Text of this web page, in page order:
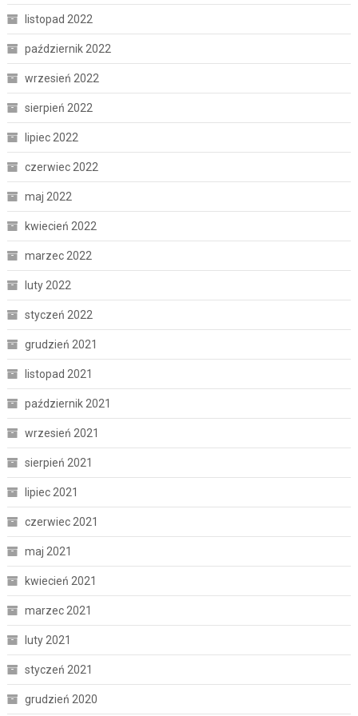
listopad 2022
październik 2022
wrzesień 2022
sierpień 2022
lipiec 2022
czerwiec 2022
maj 2022
kwiecień 2022
marzec 2022
luty 2022
styczeń 2022
grudzień 2021
listopad 2021
październik 2021
wrzesień 2021
sierpień 2021
lipiec 2021
czerwiec 2021
maj 2021
kwiecień 2021
marzec 2021
luty 2021
styczeń 2021
grudzień 2020